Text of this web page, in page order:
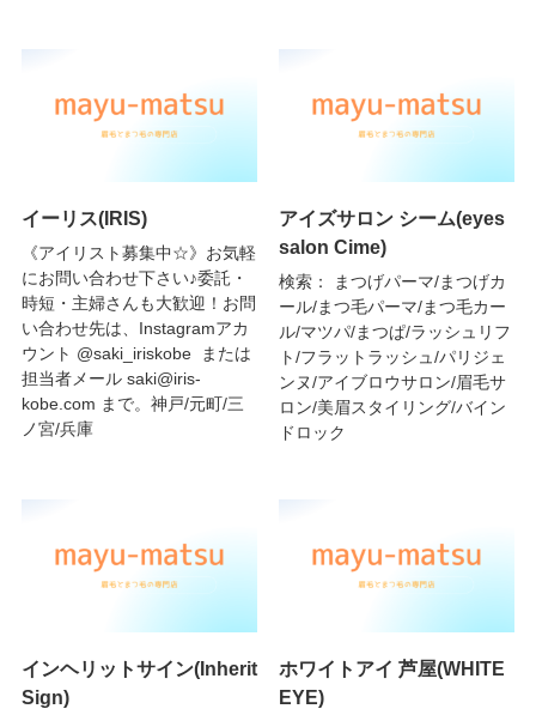
イーリス(IRIS)
《アイリスト募集中☆》お気軽
にお問い合わせ下さい♪委託・
時短・主婦さんも大歓迎！お問
い合わせ先は、Instagramアカ
ウント @saki_iriskobe または
担当者メール saki@iris-
kobe.com まで。神戸/元町/三
ノ宮/兵庫
アイズサロン シーム(eyes
salon Cime)
検索： まつげパーマ/まつげカ
ール/まつ毛パーマ/まつ毛カー
ル/マツパ/まつぱ/ラッシュリフ
ト/フラットラッシュ/パリジェ
ンヌ/アイブロウサロン/眉毛サ
ロン/美眉スタイリング/バイン
ドロック
インヘリットサイン(Inherit
Sign)
ホワイトアイ 芦屋(WHITE
EYE)